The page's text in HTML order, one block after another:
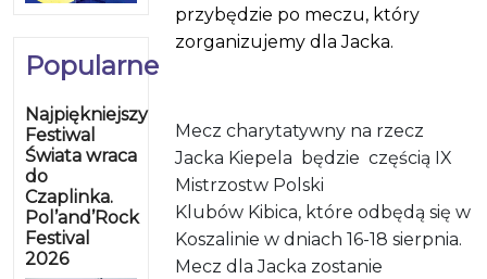
Popularne
Najpiękniejszy
Festiwal
Świata wraca
do
Czaplinka.
Pol’and’Rock
Festival
2026
przybędzie po meczu, który
zorganizujemy dla Jacka.
Mecz charytatywny na rzecz
Jacka Kiepela będzie częścią IX
Mistrzostw Polski
Klubów Kibica, które odbędą się w
Koszalinie w dniach 16-18 sierpnia.
Mecz dla Jacka zostanie